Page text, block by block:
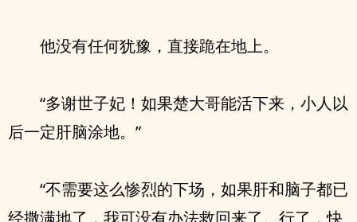
他没有任何犹豫，直接跪在地上。
“多谢世子妃！如果楚大哥能活下来，小人以
后一定肝脑涂地。”
“不需要这么惨烈的下场，如果肝和脑子都已
经撒满地了，我可没有办法救回来了。行了，快